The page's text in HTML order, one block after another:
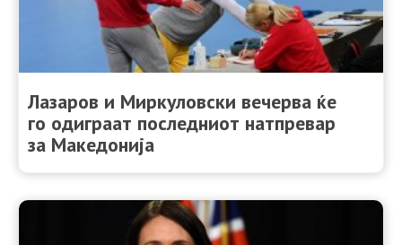
Лазаров и Миркуловски вечерва ќе
го одиграат последниот натпревар
за Македонија